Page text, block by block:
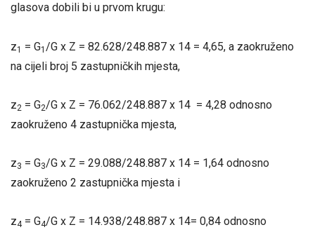
glasova dobili bi u prvom krugu:
z1 = G1 /G x Z = 82.628/248.887 x 14 = 4,65, a zaokruženo
na cijeli broj 5 zastupničkih mjesta,
z2 = G2/G x Z = 76.062/248.887 x 14 = 4,28 odnosno
zaokruženo 4 zastupnička mjesta,
z3 = G3/G x Z = 29.088/248.887 x 14 = 1,64 odnosno
zaokruženo 2 zastupnička mjesta i
z4 = G4/G x Z = 14.938/248.887 x 14= 0,84 odnosno